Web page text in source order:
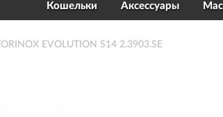
Кошельки Aксессуары
EVOLUTION S14 2.3903.SE